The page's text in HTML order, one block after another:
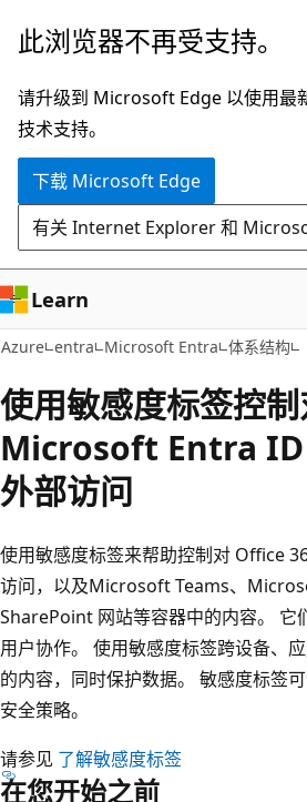
跳
主
要
内
此浏览器不再受支持。
请升级到 Microsoft Edge 以使用最
技术支持。
下载 Microsoft Edge
有关 Internet Explorer 和
Learn
Azure entra Microsoft Entra 体系结构
使用敏感度标签控
Microsoft Entra ID
外部访问
使用敏感度标签来帮助控制对 Office
访问，以及Microsoft Teams、
SharePoint 网站等容器中的内容。 它
用户协作。 使用敏感度标签跨设备、
的内容，同时保护数据。 敏感度标签
安全策略。
请参见 了解敏感度标签
在您开始之前